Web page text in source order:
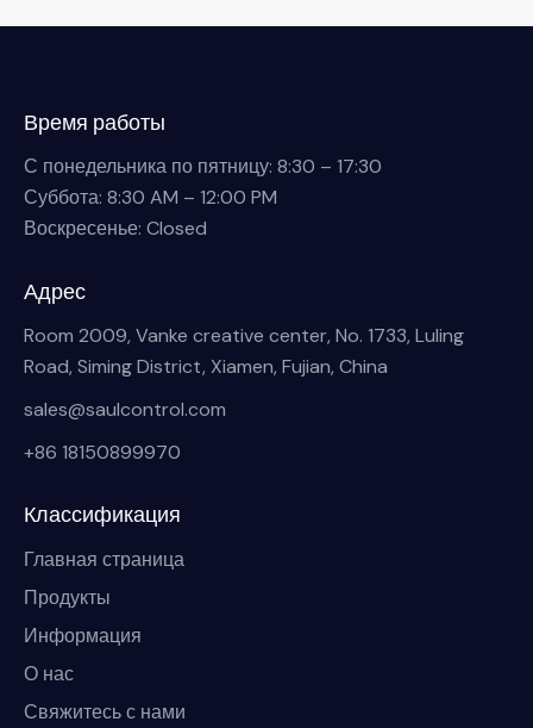
Время работы
С понедельника по пятницу: 8:30 – 17:30
Суббота: 8:30 AM – 12:00 PM
Воскресенье: Closed
Адрес
Room 2009, Vanke creative center, No. 1733, Luling
Road, Siming District, Xiamen, Fujian, China
sales@saulcontrol.com
+86 18150899970
Классификация
Главная страница
Продукты
Информация
О нас
Свяжитесь с нами